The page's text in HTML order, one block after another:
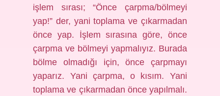
işlem sırası; “Önce çarpma/bölmeyi
yap!” der, yani toplama ve çıkarmadan
önce yap. İşlem sırasına göre, önce
çarpma ve bölmeyi yapmalıyız. Burada
bölme olmadığı için, önce çarpmayı
yaparız. Yani çarpma, o kısım. Yani
toplama ve çıkarmadan önce yapılmalı.